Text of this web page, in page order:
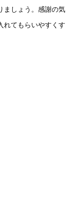
ましょう。感謝の気
れてもらいやすくす